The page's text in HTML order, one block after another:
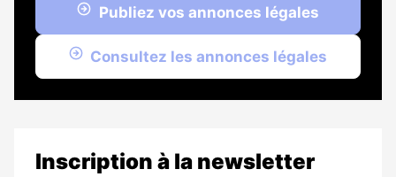
Publiez vos annonces légales
Consultez les annonces légales
Inscription à la newsletter